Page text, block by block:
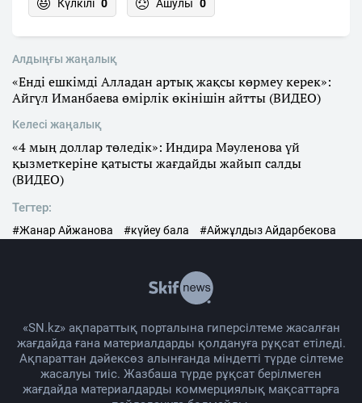
Күлкілі 0 Ашулы 0
Алдыңғы жаңалық
«Енді ешкімді Алладан артық жақсы көрмеу керек»:
Айгүл Иманбаева өмірлік өкінішін айтты (ВИДЕО)
Келесі жаңалық
«4 мың доллар төледік»: Индира Мәуленова үй
қызметкеріне қатысты жағдайды жайып салды
(ВИДЕО)
Тегтер:
#Жанар Айжанова #күйеу бала #Айжұлдыз Айдарбекова
«SN.kz» ақпараттық порталына гиперсілтеме жасалған
жағдайда ғана материалдарды қолдануға рұқсат етіледі.
Ақпараттан дәйексөз алынғанда міндетті түрде сілтеме
жасалуы тиіс. Жазбаша түрде рұқсат берілмеген
жағдайда материалдарды коммерциялық мақсаттарға